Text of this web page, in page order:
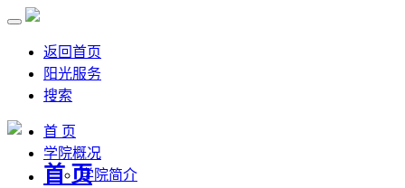
返回首页
阳光服务
搜索
首 页
学院概况
学院简介
首 页